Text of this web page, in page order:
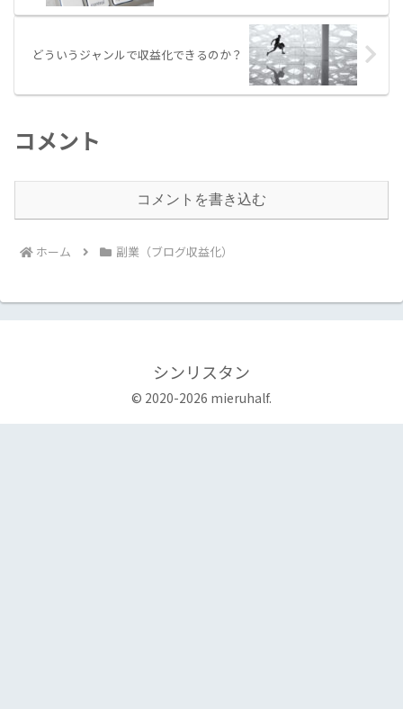
どういうジャンルで収益化できるのか？
コメント
コメントを書き込む
ホーム 副業（ブログ収益化）
シンリスタン
© 2020-2026 mieruhalf.